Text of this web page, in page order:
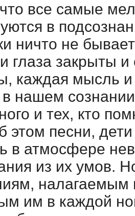
что все самые
в
ничто не
глаза закрыты
каждая мысль и
нашем
и тех, кто
этом песни,
в атмосфере
из их умов.
им в каждой